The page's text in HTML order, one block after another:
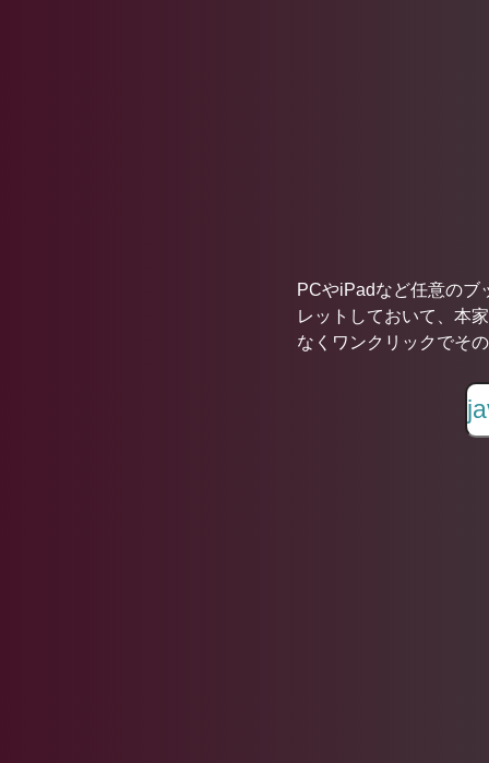
PCやiPadなど任意のブ
レットしておいて、本
なくワンクリックでそ